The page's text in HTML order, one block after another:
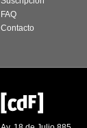
FAQ
Contacto